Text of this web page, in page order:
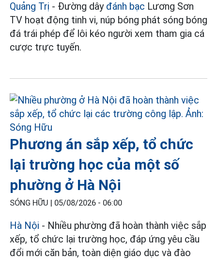
Quảng Trị - Đường dây đánh bạc Lương Sơn
TV hoạt động tinh vi, núp bóng phát sóng bóng
đá trái phép để lôi kéo người xem tham gia cá
cược trực tuyến.
Phương án sắp xếp, tổ chức
lại trường học của một số
phường ở Hà Nội
SÓNG HỮU | 05/08/2026 - 06:00
Hà Nội - Nhiều phường đã hoàn thành việc sắp
xếp, tổ chức lại trường học, đáp ứng yêu cầu
đổi mới căn bản, toàn diện giáo dục và đào